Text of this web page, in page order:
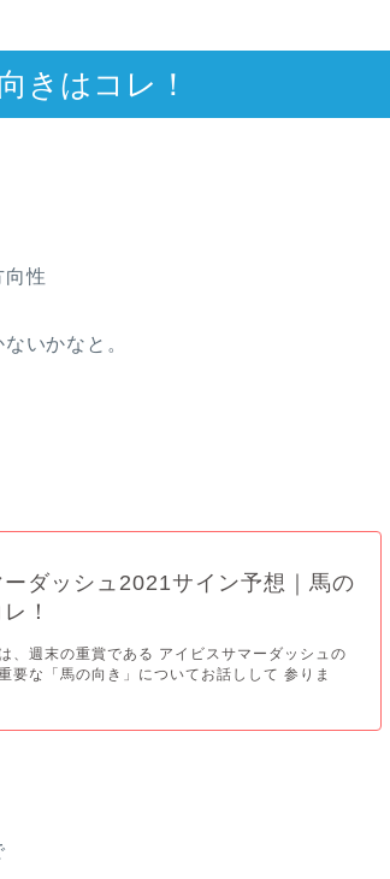
きはコレ！
向性
いかなと。
ダッシュ2021サイン予想｜馬の
！
、週末の重賞である アイビスサマーダッシュの
要な「馬の向き」についてお話しして 参りま